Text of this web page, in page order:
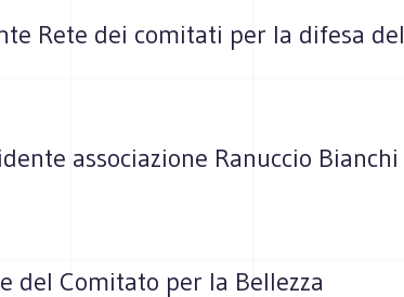
Rete dei comitati per la difesa del
associazione Ranuccio Bianchi
del Comitato per la Bellezza